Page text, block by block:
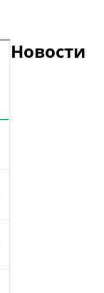
Новости